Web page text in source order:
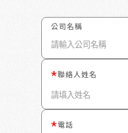
公司名稱
聯絡人姓名
電話